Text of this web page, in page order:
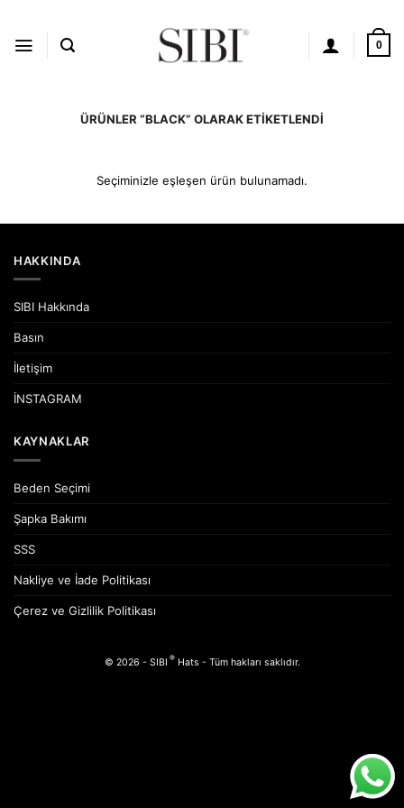
0
ÜRÜNLER “BLACK” OLARAK ETIKETLENDI
Seçiminizle eşleşen ürün bulunamadı.
HAKKINDA
SIBI Hakkında
Basın
İletişim
İNSTAGRAM
KAYNAKLAR
Beden Seçimi
Şapka Bakımı
SSS
Nakliye ve İade Politikası
Çerez ve Gizlilik Politikası
© 2026 - SIBI ®Hats - Tüm hakları saklıdır.